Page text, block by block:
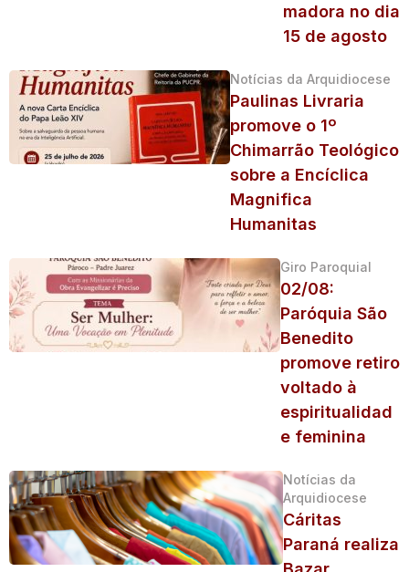
madora no dia
15 de agosto
Notícias da Arquidiocese
Paulinas Livraria
promove o 1º
Chimarrão Teológico
sobre a Encíclica
Magnifica
Humanitas
Giro Paroquial
02/08:
Paróquia São
Benedito
promove retiro
voltado à
espiritualidad
e feminina
Notícias da
Arquidiocese
Cáritas
Paraná realiza